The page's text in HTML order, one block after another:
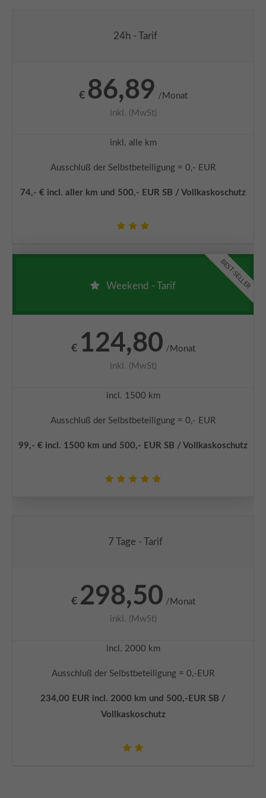
Lorem ipsum dolor sit amet, consectetuer adipiscing elit.
Aenean commodo ligula eget dolor. Aenean massa. Cum
sociis natoque penatibus et magnis dis parturient
24h - Tarif
€ 86,89 /Monat
inkl. (MwSt)
inkl. alle km
Ausschluß der Selbstbeteiligung = 0,- EUR
74,- € incl. aller km und 500,- EUR SB / Vollkaskoschutz
Weekend - Tarif
€ 124,80 /Monat
inkl. (MwSt)
incl. 1500 km
Ausschluß der Selbstbeteiligung = 0,- EUR
99,- € incl. 1500 km und 500,- EUR SB / Vollkaskoschutz
BEST-SELLER
7 Tage - Tarif
€ 298,50 /Monat
inkl. (MwSt)
incl. 2000 km
Ausschluß der Selbstbeteiligung = 0,-EUR
234,00 EUR incl. 2000 km und 500,-EUR SB /
Vollkaskoschutz